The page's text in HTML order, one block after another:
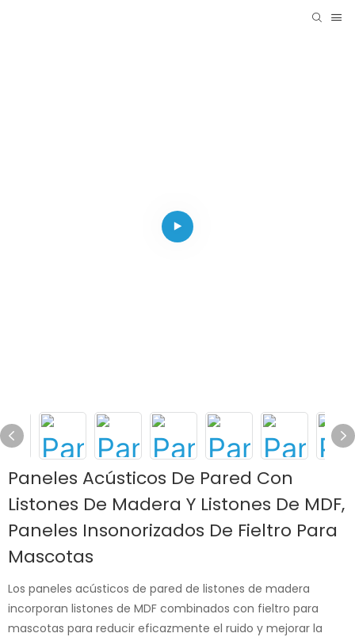
Paneles Acústicos De Pared Con
Listones De Madera Y Listones De MDF,
Paneles Insonorizados De Fieltro Para
Mascotas
Los paneles acústicos de pared de listones de madera
incorporan listones de MDF combinados con fieltro para
mascotas para reducir eficazmente el ruido y mejorar la